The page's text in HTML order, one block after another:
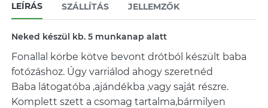
LEÍRÁS SZÁLLÍTÁS JELLEMZŐK
Neked készül kb. 5 munkanap alatt
Fonallal körbe kötve bevont drótból készült baba
fotózáshoz. Úgy varriálod ahogy szeretnéd
Baba látogatóba ,ajándékba ,vagy saját részre.
Komplett szett a csomag tartalma,bármilyen